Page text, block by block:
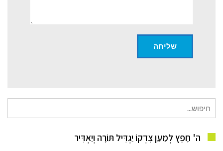
עבור:
ה' חָפֵץ לְמַעַן צִדְקוֹ יַגְדִּיל תּוֹרָה וְיַאְדִּיר